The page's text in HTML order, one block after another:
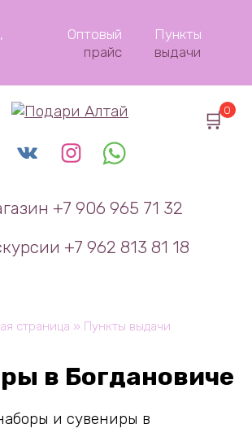
Оптовый
прайс
Пункты
выдачи
+7 906 965 71 32
+7 962 813 81 18
0
страница » Пункты выдачи
в Богдановиче
и сувениры в